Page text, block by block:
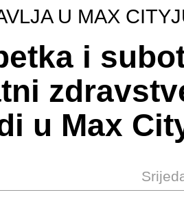
U MAX
i
u Max